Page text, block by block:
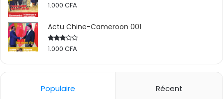
1.000 CFA
Actu Chine-Cameroon 001
Rated
1.000 CFA
Populaire Récent